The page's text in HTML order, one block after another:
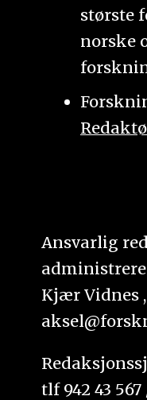
største
norske
Ansvarlig
Kjær Vidnes ,
tlf 942 43 567